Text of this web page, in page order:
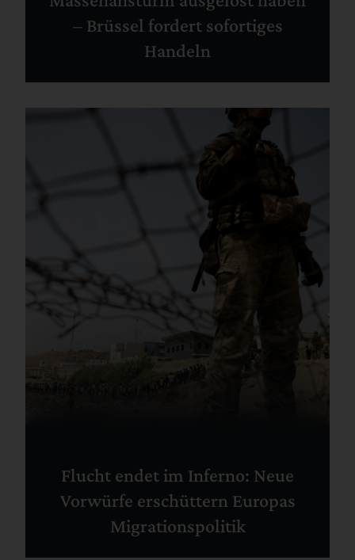
– Brüssel fordert sofortiges
Handeln
Flucht endet im Inferno: Neue
Vorwürfe erschüttern Europas
Migrationspolitik